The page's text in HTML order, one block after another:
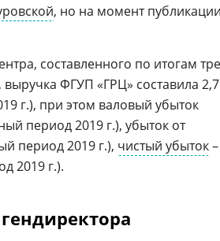
, но на момент публикации
составленного по итогам
ФГУП «ГРЦ» составила
г.), при этом валовый убыток
период 2019 г.), убыток от
период 2019 г.), чистый убыток–
2019 г.).